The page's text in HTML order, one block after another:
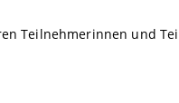
Teilnehmerinnen und